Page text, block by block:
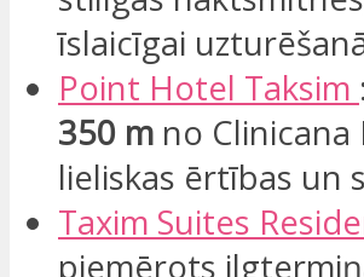
īslaicīgai
Point Hotel Taksim
350 m no
lieliskas ērtības un
Taxim Suites
piemērots